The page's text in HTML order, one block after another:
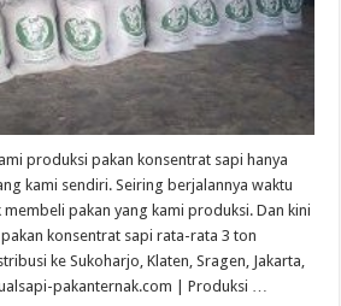
produksi pakan konsentrat sapi hanya
kami sendiri. Seiring berjalannya waktu
pakan yang kami produksi. Dan kini
konsentrat sapi rata-rata 3 ton
ke Sukoharjo, Klaten, Sragen, Jakarta,
pakanternak.com | Produksi …